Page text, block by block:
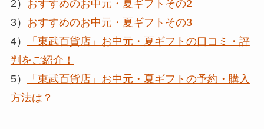
2） おすすめのお中元・夏ギフトその2
3） おすすめのお中元・夏ギフトその3
4）
「東武百貨店」お中元・夏ギフトの口コミ・評
判をご紹介！
5）
「東武百貨店」お中元・夏ギフトの予約・購入
方法は？